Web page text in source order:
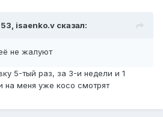
isaenko.v сказал:
не жалуют
5-тый раз, за 3-и недели и 1
на меня уже косо смотрят